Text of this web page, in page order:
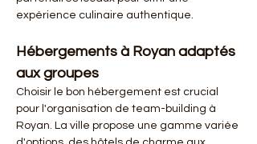
expérience culinaire authentique.
Hébergements à Royan adaptés
aux groupes
Choisir le bon hébergement est crucial
pour l'organisation de team-building à
Royan. La ville propose une gamme variée